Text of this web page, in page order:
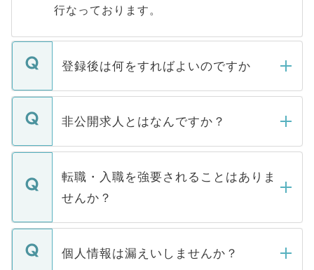
行なっております。
登録後は何をすればよいのですか
ご登録いただきましたら、弊社担当者がご
登録内容を確認し、その後メールもしくは
ます。通常、5営業日以内にはご連絡をせて
いただきますので、しばらくお待ちくださ
い。
非公開求人とはなんですか？
マイナビDOCTORで取り扱っている求人の
うち約3割は、Webサイトからご覧いただ
けない「非公開求人」です。非公開求人は
下記の理由によって、一般には公開してい
ません。
■応募殺到を避けるため 人気のある医療機
転職・入職を強要されることはありま
せんか？
転職・入職を強要することは一切ありませ
ん。また、仮に応募先から内定をいただい
個人情報は漏えいしませんか？